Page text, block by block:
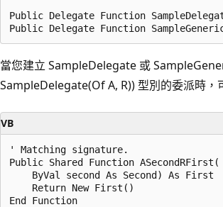
Public Delegate Function
當您建立 SampleDelegate 或
SampleDelegate(Of A, R)) 型別的委派時，
VB
' Matching signature.
Public Shared Function ASecondRFirst(
    ByVal second As Second) As First
    Return New First()
End Function